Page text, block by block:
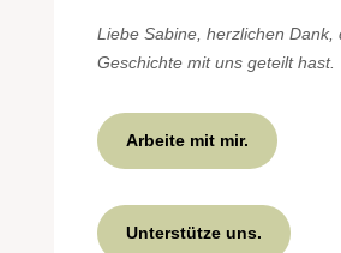
Liebe Sabine, herzlichen Dank,
Geschichte mit uns geteilt hast.
Arbeite mit mir.
Unterstütze uns.